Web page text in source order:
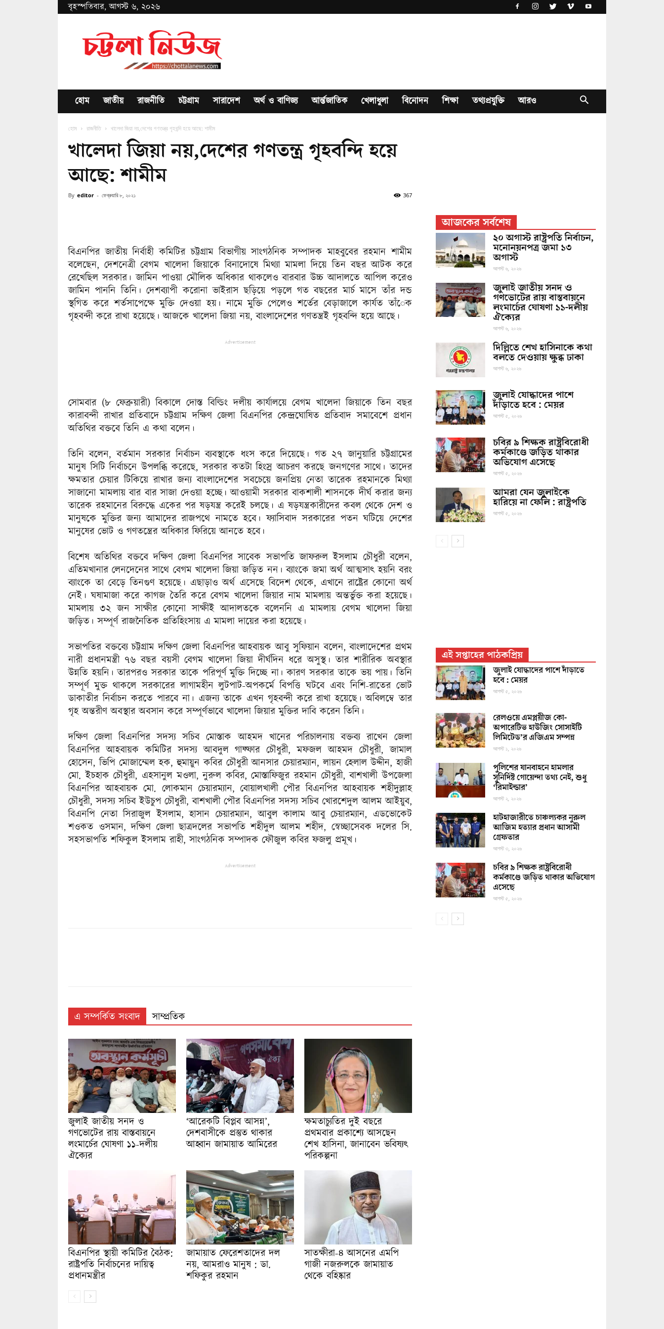
বৃহস্পতিবার, আগস্ট ৬, ২০২৬
Chottala
News
হোম জাতীয় রাজনীতি চট্টগ্রাম সারাদেশ অর্থ ও বাণিজ্য আর্ন্তজাতিক খেলাধুলা বিনোদন শিক্ষা তথ্যপ্রযুক্তি আরও
হোম রাজনীতি খালেদা জিয়া নয়,দেশের গণতন্ত্র গৃহবন্দি হয়ে আছে: শামীম
খালেদা জিয়া নয়,দেশের গণতন্ত্র গৃহবন্দি হয়ে
আছে: শামীম
By editor - ফেব্রুয়ারি ৮, ২০২১ 367
বিএনপির জাতীয় নির্বাহী কমিটির চট্টগ্রাম বিভাগীয় সাংগঠনিক সম্পাদক মাহবুবের রহমান শামীম
বলেছেন, দেশনেত্রী বেগম খালেদা জিয়াকে বিনাদোষে মিথ্যা মামলা দিয়ে তিন বছর আটক করে
রেখেছিল সরকার। জামিন পাওয়া মৌলিক অধিকার থাকলেও বারবার উচ্চ আদালতে আপিল করেও
জামিন পাননি তিনি। দেশব্যাপী করোনা ভাইরাস ছড়িয়ে পড়লে গত বছরের মার্চ মাসে তাঁর দন্ড
স্থগিত করে শর্তসাপেক্ষে মুক্তি দেওয়া হয়। নামে মুক্তি পেলেও শর্তের বেড়াজালে কার্যত তাঁেক
গৃহবন্দী করে রাখা হয়েছে। আজকে খালেদা জিয়া নয়, বাংলাদেশের গণতন্ত্রই গৃহবন্দি হয়ে আছে।
Advertisement
সোমবার (৮ ফেব্রুয়ারী) বিকালে দোস্ত বিল্ডিং দলীয় কার্যালয়ে বেগম খালেদা জিয়াকে তিন বছর
কারাবন্দী রাখার প্রতিবাদে চট্টগ্রাম দক্ষিণ জেলা বিএনপির কেন্দ্রঘোষিত প্রতিবাদ সমাবেশে প্রধান
অতিথির বক্তবে তিনি এ কথা বলেন।
তিনি বলেন, বর্তমান সরকার নির্বাচন ব্যবস্থাকে ধংস করে দিয়েছে। গত ২৭ জানুয়ারি চট্টগ্রামের
মানুষ সিটি নির্বাচনে উপলব্ধি করেছে, সরকার কতটা হিংস্র আচরণ করছে জনগণের সাথে। তাদের
ক্ষমতার চেয়ার টিকিয়ে রাখার জন্য বাংলাদেশের সবচেয়ে জনপ্রিয় নেতা তারেক রহমানকে মিথ্যা
সাজানো মামলায় বার বার সাজা দেওয়া হচ্ছে। আওয়ামী সরকার বাকশালী শাসনকে দীর্ঘ করার জন্য
তারেক রহমানের বিরুদ্ধে একের পর ষড়যন্ত্র করেই চলছে। এ ষড়যন্ত্রকারীদের কবল থেকে দেশ ও
মানুষকে মুক্তির জন্য আমাদের রাজপথে নামতে হবে। ফ্যাসিবাদ সরকারের পতন ঘটিয়ে দেশের
মানুষের ভোট ও গণতন্ত্রের অধিকার ফিরিয়ে আনতে হবে।
বিশেষ অতিথির বক্তবে দক্ষিণ জেলা বিএনপির সাবেক সভাপতি জাফরুল ইসলাম চৌধুরী বলেন,
এতিমখানার লেনদেনের সাথে বেগম খালেদা জিয়া জড়িত নন। ব্যাংকে জমা অর্থ আত্মসাৎ হয়নি বরং
ব্যাংকে তা বেড়ে তিনগুণ হয়েছে। এছাড়াও অর্থ এসেছে বিদেশ থেকে, এখানে রাষ্ট্রের কোনো অর্থ
নেই। ঘষামাজা করে কাগজ তৈরি করে বেগম খালেদা জিয়ার নাম মামলায় অন্তর্ভুক্ত করা হয়েছে।
মামলায় ৩২ জন সাক্ষীর কোনো সাক্ষীই আদালতকে বলেননি এ মামলায় বেগম খালেদা জিয়া
জড়িত। সম্পূর্ণ রাজনৈতিক প্রতিহিংসায় এ মামলা দায়ের করা হয়েছে।
সভাপতির বক্তব্যে চট্টগ্রাম দক্ষিণ জেলা বিএনপির আহবায়ক আবু সুফিয়ান বলেন, বাংলাদেশের প্রথম
নারী প্রধানমন্ত্রী ৭৬ বছর বয়সী বেগম খালেদা জিয়া দীর্ঘদিন ধরে অসুস্থ। তার শারীরিক অবস্থার
উন্নতি হয়নি। তারপরও সরকার তাকে পরিপূর্ণ মুক্তি দিচ্ছে না। কারণ সরকার তাকে ভয় পায়। তিনি
সম্পূর্ণ মুক্ত থাকলে সরকারের লাগামহীন লুটপাট-অপকর্মে বিপত্তি ঘটবে এবং নিশি-রাতের ভোট
ডাকাতীর নির্বাচন করতে পারবে না। এজন্য তাকে এখন গৃহবন্দী করে রাখা হয়েছে। অবিলম্বে তার
গৃহ অন্তরীণ অবস্থার অবসান করে সম্পূর্ণভাবে খালেদা জিয়ার মুক্তির দাবি করেন তিনি।
দক্ষিণ জেলা বিএনপির সদস্য সচিব মোস্তাক আহমদ খানের পরিচালনায় বক্তব্য রাখেন জেলা
বিএনপির আহবায়ক কমিটির সদস্য আবদুল গাফ্ফার চৌধুরী, মফজল আহমদ চৌধুরী, জামাল
হোসেন, ভিপি মোজাম্মেল হক, হুমায়ুন কবির চৌধুরী আনসার চেয়ারম্যান, লায়ন হেলাল উদ্দীন, হাজী
মো. ইচহাক চৌধুরী, এহসানুল মওলা, নুরুল কবির, মোস্তাফিজুর রহমান চৌধুরী, বাশখালী উপজেলা
বিএনপির আহবায়ক মো. লোকমান চেয়ারম্যান, বোয়ালখালী পৌর বিএনপির আহবায়ক শহীদুল্লাহ
চৌধুরী, সদস্য সচিব ইউচুপ চৌধুরী, বাশখালী পৌর বিএনপির সদস্য সচিব খোরশেদুল আলম আইয়ুব,
বিএনপি নেতা সিরাজুল ইসলাম, হাসান চেয়ারম্যান, আবুল কালাম আবু চেয়ারম্যান, এডভোকেট
শওকত ওসমান, দক্ষিণ জেলা ছাত্রদলের সভাপতি শহীদুল আলম শহীদ, স্বেচ্ছাসেবক দলের সি.
সহসভাপতি শফিকুল ইসলাম রাহী, সাংগঠনিক সম্পাদক ফৌজুল কবির ফজলু প্রমূখ।
Advertisement
এ সম্পর্কিত সংবাদ সাম্প্রতিক
জুলাই জাতীয় সনদ ও
গণভোটের রায় বাস্তবায়নে
লংমার্চের ঘোষণা ১১-দলীয়
ঐক্যের
‘আরেকটি বিপ্লব আসন্ন’,
দেশবাসীকে প্রস্তুত থাকার
আহ্বান জামায়াত আমিরের
ক্ষমতাচ্যুতির দুই বছরে
প্রথমবার প্রকাশ্যে আসছেন
শেখ হাসিনা, জানাবেন ভবিষ্যৎ
পরিকল্পনা
বিএনপির স্থায়ী কমিটির বৈঠক:
রাষ্ট্রপতি নির্বাচনের দায়িত্ব
প্রধানমন্ত্রীর
জামায়াত ফেরেশতাদের দল
নয়, আমরাও মানুষ : ডা.
শফিকুর রহমান
সাতক্ষীরা-৪ আসনের এমপি
গাজী নজরুলকে জামায়াত
থেকে বহিষ্কার
আজকের সর্বশেষ
২০ অগাস্ট রাষ্ট্রপতি নির্বাচন,
মনোনয়নপত্র জমা ১৩
অগাস্ট
আগস্ট ৬, ২০২৬
জুলাই জাতীয় সনদ ও
গণভোটের রায় বাস্তবায়নে
লংমার্চের ঘোষণা ১১-দলীয়
ঐক্যের
আগস্ট ৬, ২০২৬
দিল্লিতে শেখ হাসিনাকে কথা
বলতে দেওয়ায় ক্ষুব্ধ ঢাকা
আগস্ট ৬, ২০২৬
জুলাই যোদ্ধাদের পাশে
দাঁড়াতে হবে : মেয়র
আগস্ট ৫, ২০২৬
চবির ৯ শিক্ষক রাষ্ট্রবিরোধী
কর্মকাণ্ডে জড়িত থাকার
অভিযোগ এসেছে
আগস্ট ৫, ২০২৬
আমরা যেন জুলাইকে
হারিয়ে না ফেলি : রাষ্ট্রপতি
আগস্ট ৫, ২০২৬
এই সপ্তাহের পাঠকপ্রিয়
জুলাই যোদ্ধাদের পাশে দাঁড়াতে
হবে : মেয়র
আগস্ট ৫, ২০২৬
রেলওয়ে এমপ্লয়ীজ কো-
অপারেটিভ হাউজিং সোসাইটি
লিমিটেড’র এজিএম সম্পন্ন
আগস্ট ১, ২০২৬
পুলিশের যানবাহনে হামলার
সুনির্দিষ্ট গোয়েন্দা তথ্য নেই, শুধু
‘রিমাইন্ডার’
আগস্ট ২, ২০২৬
হাটহাজারীতে চাঞ্চল্যকর নুরুল
আজিম হত্যার প্রধান আসামী
গ্রেফতার
আগস্ট ৩, ২০২৬
চবির ৯ শিক্ষক রাষ্ট্রবিরোধী
কর্মকাণ্ডে জড়িত থাকার অভিযোগ
এসেছে
আগস্ট ৫, ২০২৬